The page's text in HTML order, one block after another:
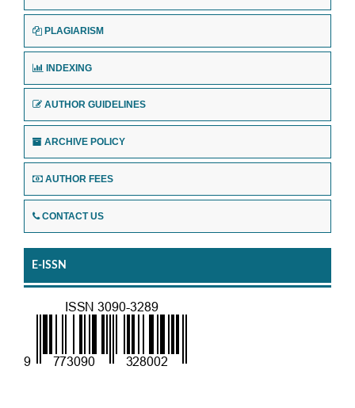
PLAGIARISM
INDEXING
AUTHOR GUIDELINES
ARCHIVE POLICY
AUTHOR FEES
CONTACT US
E-ISSN